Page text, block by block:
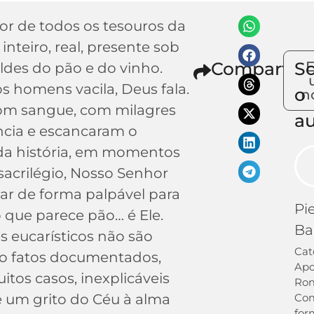
de todos os tesouros da
real, presente sob
do pão e do vinho.
homens vacila, Deus fala.
sangue, com milagres
e escancaram o
história, em momentos
Nosso Senhor
de forma palpável para
parece pão… é Ele.
eucarísticos não são
fatos documentados,
casos, inexplicáveis
um grito do Céu à alma
o